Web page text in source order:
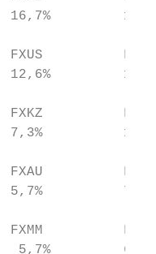
16,7%
FXUS
12,6%
FXKZ
7,3%
FXAU
5,7%
FXMM
5,7%